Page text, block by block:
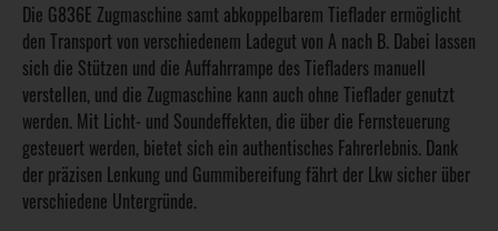
Die G836E Zugmaschine samt abkoppelbarem Tieflader ermöglicht
den Transport von verschiedenem Ladegut von A nach B. Dabei lassen
sich die Stützen und die Auffahrrampe des Tiefladers manuell
verstellen, und die Zugmaschine kann auch ohne Tieflader genutzt
werden. Mit Licht- und Soundeffekten, die über die Fernsteuerung
gesteuert werden, bietet sich ein authentisches Fahrerlebnis. Dank
der präzisen Lenkung und Gummibereifung fährt der Lkw sicher über
verschiedene Untergründe.